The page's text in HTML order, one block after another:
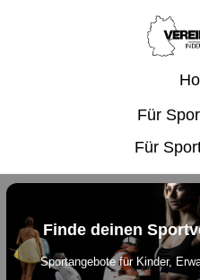
Für
Für
Finde deinen
Sportangebote für Kinder,